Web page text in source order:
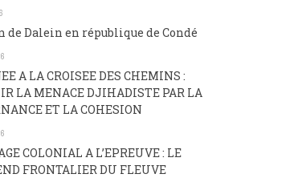
de Dalein en république de Condé
A LA CROISEE DES CHEMINS :
LA MENACE DJIHADISTE PAR LA
ET LA COHESION
COLONIAL A L’EPREUVE : LE
FRONTALIER DU FLEUVE